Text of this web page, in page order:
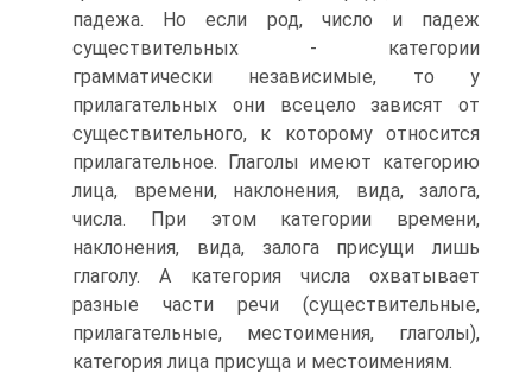
падежа. Но если род, число и падеж
существительных - категории
грамматически независимые, то у
прилагательных они всецело зависят от
существительного, к которому относится
прилагательное. Глаголы имеют категорию
лица, времени, наклонения, вида, залога,
числа. При этом категории времени,
наклонения, вида, залога присущи лишь
глаголу. А категория числа охватывает
разные части речи (существительные,
прилагательные, местоимения, глаголы),
категория лица присуща и местоимениям.